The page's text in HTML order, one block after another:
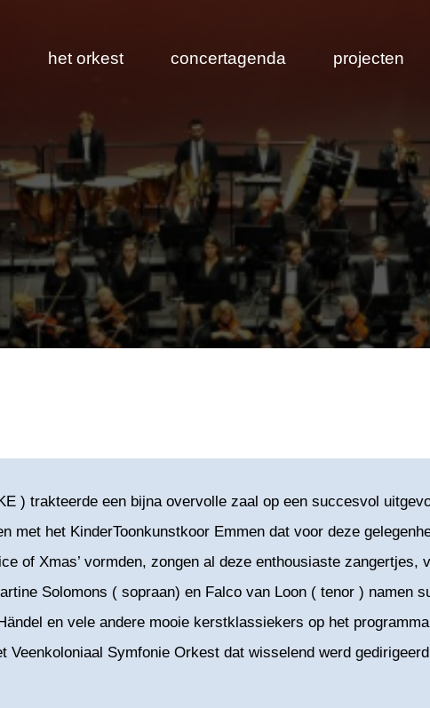
het orkest concertagenda projecten
) trakteerde een bijna overvolle zaal op een succesvol
met het KinderToonkunstkoor Emmen dat voor deze
of Xmas’ vormden, zongen al deze enthousiaste zangertjes,
Solomons ( sopraan) en Falco van Loon ( tenor ) namen
en vele andere mooie kerstklassiekers op het
Veenkoloniaal Symfonie Orkest dat wisselend werd